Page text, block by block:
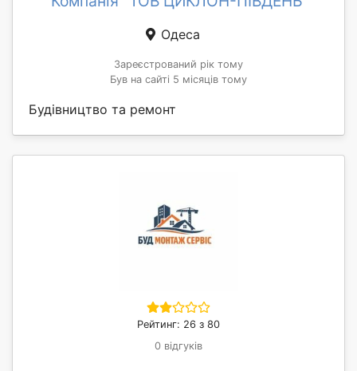
Одеса
Зареєстрований рік тому
Був на сайті 5 місяців тому
Будівництво та ремонт
Рейтинг: 26 з 80
0 відгуків